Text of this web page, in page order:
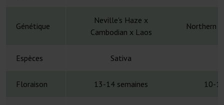
Génétique
Neville's Haze x
Cambodian x Laos
Northern
Espèces Sativa
Floraison 13-14 semaines 10-